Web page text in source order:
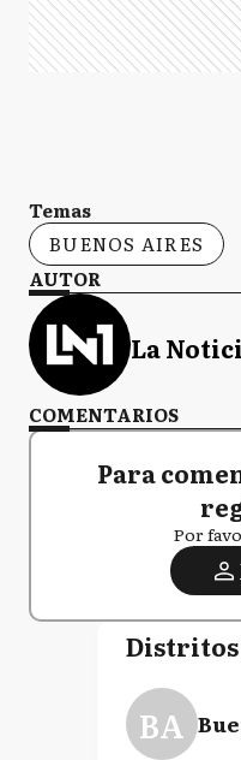
GV
GV
J Junín
LN
Temas
BUENOS AIRES
AUTOR
La
COMENTARIOS
Para
Por
BA